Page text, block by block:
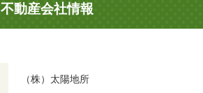
不動産会社情報
（株）太陽地所